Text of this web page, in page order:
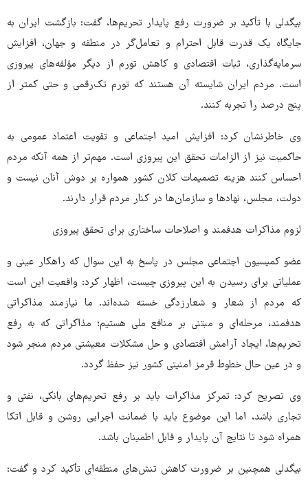
بیگدلی با تأکید بر ضرورت رفع پایدار تحریم‌ها، گفت: بازگشت ایران به
جایگاه یک قدرت قابل احترام و تعامل‌گر در منطقه و جهان، افزایش
سرمایه‌گذاری، ثبات اقتصادی و کاهش تورم از دیگر مؤلفه‌های پیروزی
است. مردم ایران شایسته آن هستند که تورم تک‌رقمی و حتی کمتر از
پنج درصد را تجربه کنند.
وی خاطرنشان کرد: افزایش امید اجتماعی و تقویت اعتماد عمومی به
حاکمیت نیز از الزامات تحقق این پیروزی است. مهم‌تر از همه آنکه مردم
احساس کنند هزینه تصمیمات کلان کشور همواره بر دوش آنان نیست و
دولت، مجلس، نهادها و سازمان‌ها در کنار مردم قرار دارند.
لزوم مذاکرات هدفمند و اصلاحات ساختاری برای تحقق پیروزی
عضو کمیسیون اجتماعی مجلس در پاسخ به این سوال که راهکار عینی و
عملیاتی برای رسیدن به این پیروزی چیست، اظهار کرد: واقعیت این است
که مردم از شعار و شعارزدگی خسته شده‌اند. ما نیازمند مذاکراتی
هدفمند، مرحله‌ای و مبتنی بر منافع ملی هستیم؛ مذاکراتی که به رفع
تحریم‌ها، ایجاد آرامش اقتصادی و حل مشکلات معیشتی مردم منجر شود
و در عین حال خطوط قرمز امنیتی کشور نیز حفظ گردد.
وی تصریح کرد: تمرکز مذاکرات باید بر رفع تحریم‌های بانکی، نفتی و
تجاری باشد، اما این موضوع باید با ضمانت اجرایی روشن و قابل اتکا
همراه شود تا نتایج آن پایدار و قابل اطمینان باشد.
بیگدلی همچنین بر ضرورت کاهش تنش‌های منطقه‌ای تأکید کرد و گفت: